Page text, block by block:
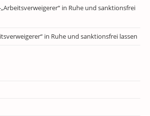
„Arbeitsverweigerer“ in Ruhe und sanktionsfrei
in Ruhe und sanktionsfrei lassen